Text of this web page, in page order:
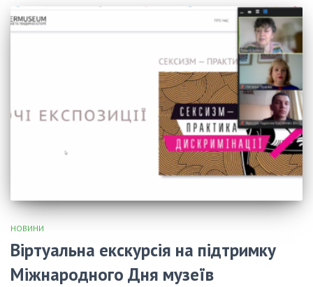
НОВИНИ
Віртуальна екскурсія на підтримку
Міжнародного Дня музеїв